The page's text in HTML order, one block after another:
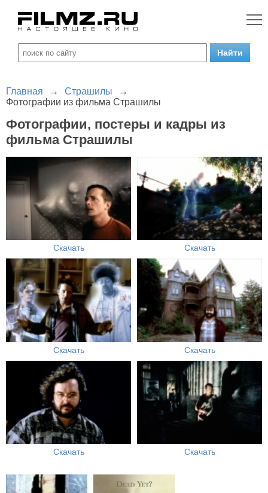
Главная → Страшилы
→
Фотографии из фильма Страшилы
Фотографии, постеры и кадры из
фильма Страшилы
Скачать Скачать
Скачать Скачать
Скачать Скачать